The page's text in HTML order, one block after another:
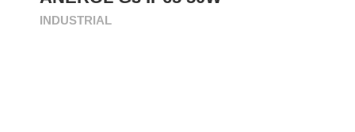
INDUSTRIAL